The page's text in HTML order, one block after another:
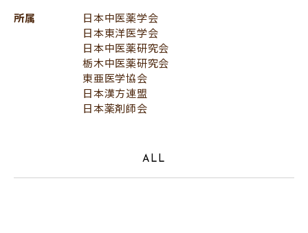
所属
日本中医薬学会
日本東洋医学会
日本中医薬研究会
栃木中医薬研究会
東亜医学協会
日本漢方連盟
日本薬剤師会
ALL